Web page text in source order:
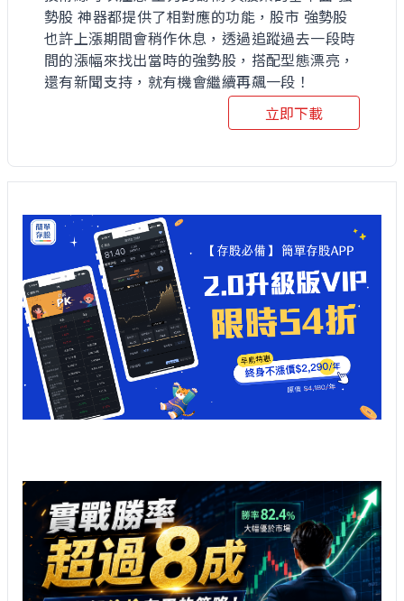
勢股 神器都提供了相對應的功能，股市 強勢股
也許上漲期間會稍作休息，透過追蹤過去一段時
間的漲幅來找出當時的強勢股，搭配型態漂亮，
還有新聞支持，就有機會繼續再飆一段！
立即下載